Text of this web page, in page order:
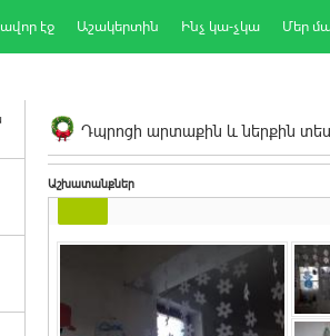
էջ Աշակերտին Ինչ կա-չկա Մեր
Դպրոցի արտաքին և ներքին
Աշխատանքներ